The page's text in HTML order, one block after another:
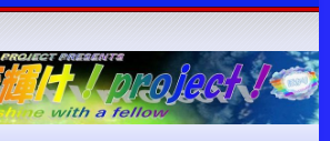
コ
ン
ツ
へ
ス
Skip
POSTS-
2
Skip
COMMENTS-
2
Skip
2
Skip
2
Skip
2
Skip
2
Skip
2
Skip
2
Skip
3
Skip
2
Skip
2
Skip
3
Skip
3